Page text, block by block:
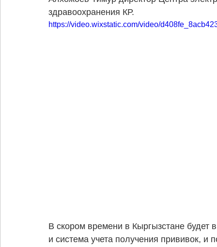
здравоохранения КР.
https://video.wixstatic.com/video/
В скором времени в Кыргызстане
и система учета получения прививок, и